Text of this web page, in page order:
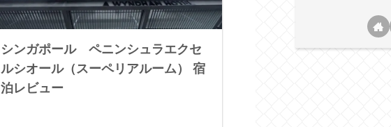
シンガポール ペニンシュラエクセ
ルシオール（スーペリアルーム） 宿
泊レビュー